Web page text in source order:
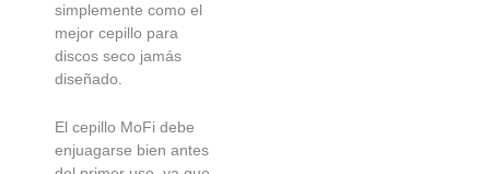
simplemente como el
mejor cepillo para
discos seco jamás
diseñado.
El cepillo MoFi debe
enjuagarse bien antes